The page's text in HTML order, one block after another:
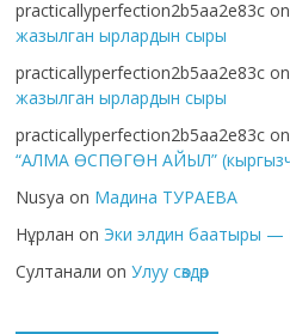
practicallyperfection2b5aa2e83c
жазылган ырлардын сыры
practicallyperfection2b5aa2e83c
жазылган ырлардын сыры
practicallyperfection2b5aa2e83c
“АЛМА ӨСПӨГӨН АЙЫЛ”
Nusya on Мадина ТУРАЕВА
Нұрлан on Эки элдин баатыры —
Султанали onУлуу сөздөр